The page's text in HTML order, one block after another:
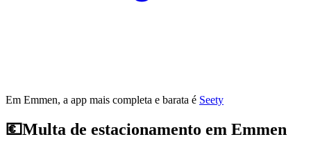
Em Emmen, a app mais completa e barata é Seety
💶Multa de estacionamento em Emmen